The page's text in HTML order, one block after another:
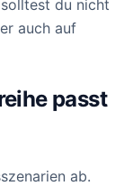
du nicht
auch auf
passt
ab.